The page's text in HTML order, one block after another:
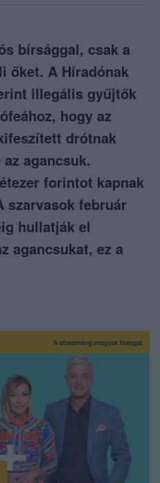
bírsággal, csak a
őket. A Híradónak
illegális gyűjtők
hogy az
drótnak
agancsuk.
forintot kapnak
szarvasok február
hullatják el
agancsukat, ez a